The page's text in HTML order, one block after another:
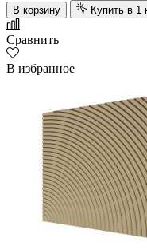
В корзину Купить в 1
Сравнить
В избранное